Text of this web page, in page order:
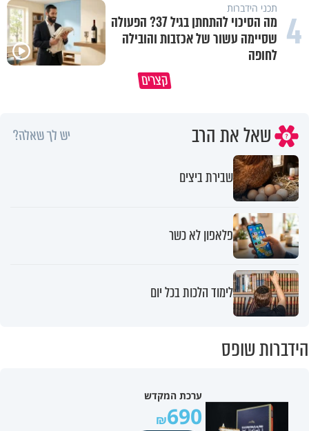
4 תכני הידברות
מה הסיכוי להתחתן בגיל 37? הפעולה
שסיימה עשור של אכזבות והובילה
לחופה
קצרים
לפעמים המערכת מפספסת את הלב
מותר לנשוף על בוטנים כדי
שאל את הרב יש לך שאלה?
שבירת ביצים
פלאפון לא כשר
לימוד הלכות בכל יום
הידברות שופס
ערכת המקדש
690